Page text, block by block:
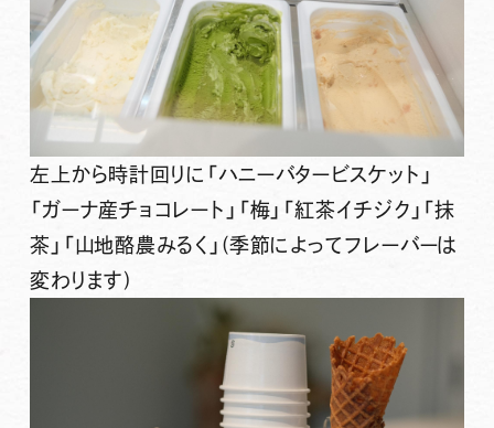
左上から時計回りに「ハニーバタービスケット」
「ガーナ産チョコレート」「梅」「紅茶イチジク」「抹
茶」「山地酪農みるく」(季節によってフレーバーは
変わります)